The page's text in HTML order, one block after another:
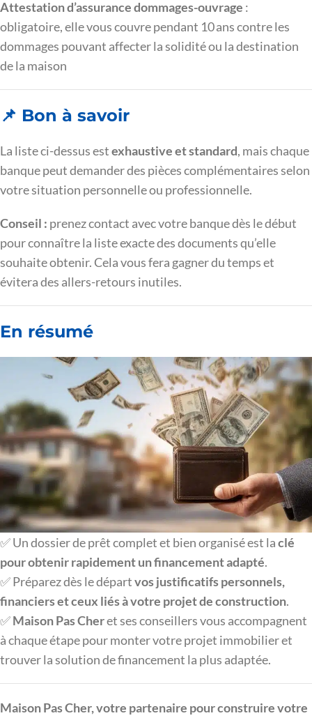
Attestation d’assurance dommages-ouvrage :
obligatoire, elle vous couvre pendant 10 ans contre les
dommages pouvant affecter la solidité ou la destination
de la maison
📌 Bon à savoir
La liste ci-dessus estexhaustive et standard, mais chaque
banque peut demander des pièces complémentaires selon
votre situation personnelle ou professionnelle.
Conseil : prenez contact avec votre banque dès le début
pour connaître la liste exacte des documents qu’elle
souhaite obtenir. Cela vous fera gagner du temps et
évitera des allers-retours inutiles.
En résumé
✅ Un dossier de prêt complet et bien organisé est laclé
pour obtenir rapidement un financement adapté.
✅ Préparez dès le départvos justificatifs personnels,
financiers et ceux liés à votre projet de construction.
✅Maison Pas Cheret ses conseillers vous accompagnent
à chaque étape pour monter votre projet immobilier et
trouver la solution de financement la plus adaptée.
Maison Pas Cher, votre partenaire pour construire votre